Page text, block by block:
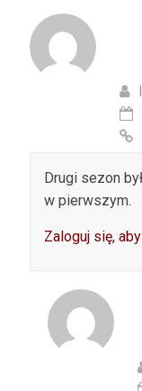
Drugi sezon
w pierwszym.
Zaloguj się,